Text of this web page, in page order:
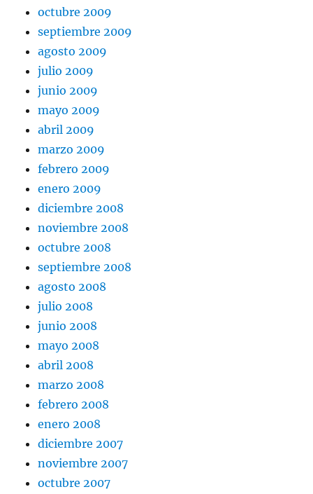
octubre 2009
septiembre 2009
agosto 2009
julio 2009
junio 2009
mayo 2009
abril 2009
marzo 2009
febrero 2009
enero 2009
diciembre 2008
noviembre 2008
octubre 2008
septiembre 2008
agosto 2008
julio 2008
junio 2008
mayo 2008
abril 2008
marzo 2008
febrero 2008
enero 2008
diciembre 2007
noviembre 2007
octubre 2007